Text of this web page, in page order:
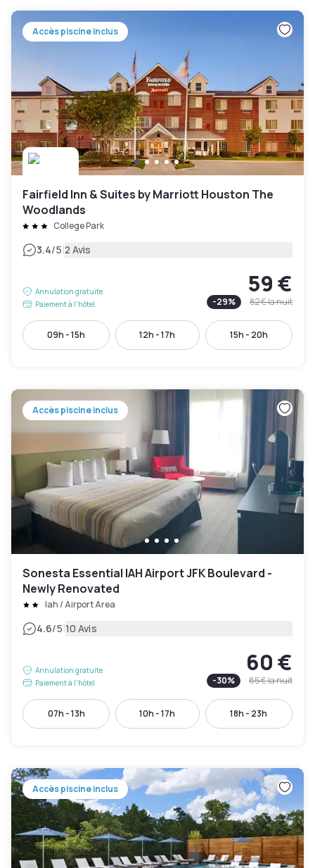
Accès piscine inclus
Fairfield Inn & Suites by Marriott Houston The
Woodlands
College Park
3.4/5|2 Avis
Annulation gratuite
Paiement à l'hôtel
59 €
-29% 82 €la nuit
09h - 15h 12h - 17h 15h - 20h
Accès piscine inclus
Sonesta Essential IAH Airport JFK Boulevard -
Newly Renovated
Iah / Airport Area
4.6/5|10 Avis
Annulation gratuite
Paiement à l'hôtel
60 €
-30% 85 €la nuit
07h - 13h 10h - 17h 18h - 23h
Accès piscine inclus